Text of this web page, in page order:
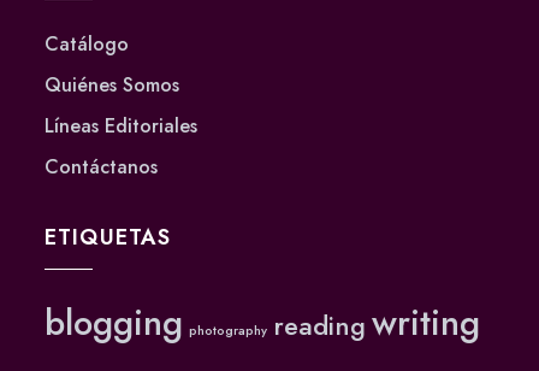
Catálogo
Quiénes Somos
Líneas Editoriales
Contáctanos
ETIQUETAS
blogging photography reading writing